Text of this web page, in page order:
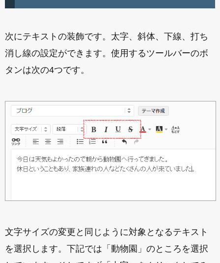
次にテキストの装飾です。太字、斜体、下線、打ち
消し線の設定ができます。使用するツールバーのボ
タンは次の4つです。
文字サイズの変更と同じように対象となるテキスト
を選択します。下記では「動物園」のところを選択